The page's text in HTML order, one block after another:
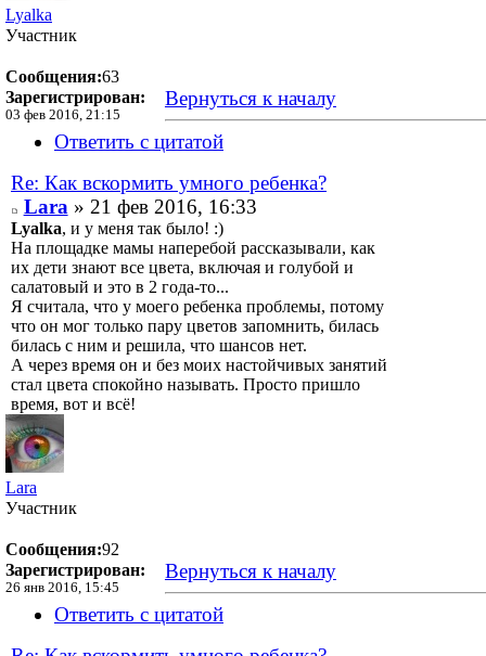
Lyalka
Участник
Сообщения:63
Зарегистрирован:
03 фев 2016, 21:15
Вернуться к началу
Ответить с цитатой
Re: Как вскормить умного ребенка?
Lara» 21 фев 2016, 16:33
Lyalka, и у меня так было! :)
На площадке мамы наперебой рассказывали, как
их дети знают все цвета, включая и голубой и
салатовый и это в 2 года-то...
Я считала, что у моего ребенка проблемы, потому
что он мог только пару цветов запомнить, билась
билась с ним и решила, что шансов нет.
А через время он и без моих настойчивых занятий
стал цвета спокойно называть. Просто пришло
время, вот и всё!
Lara
Участник
Сообщения:92
Зарегистрирован:
26 янв 2016, 15:45
Вернуться к началу
Ответить с цитатой